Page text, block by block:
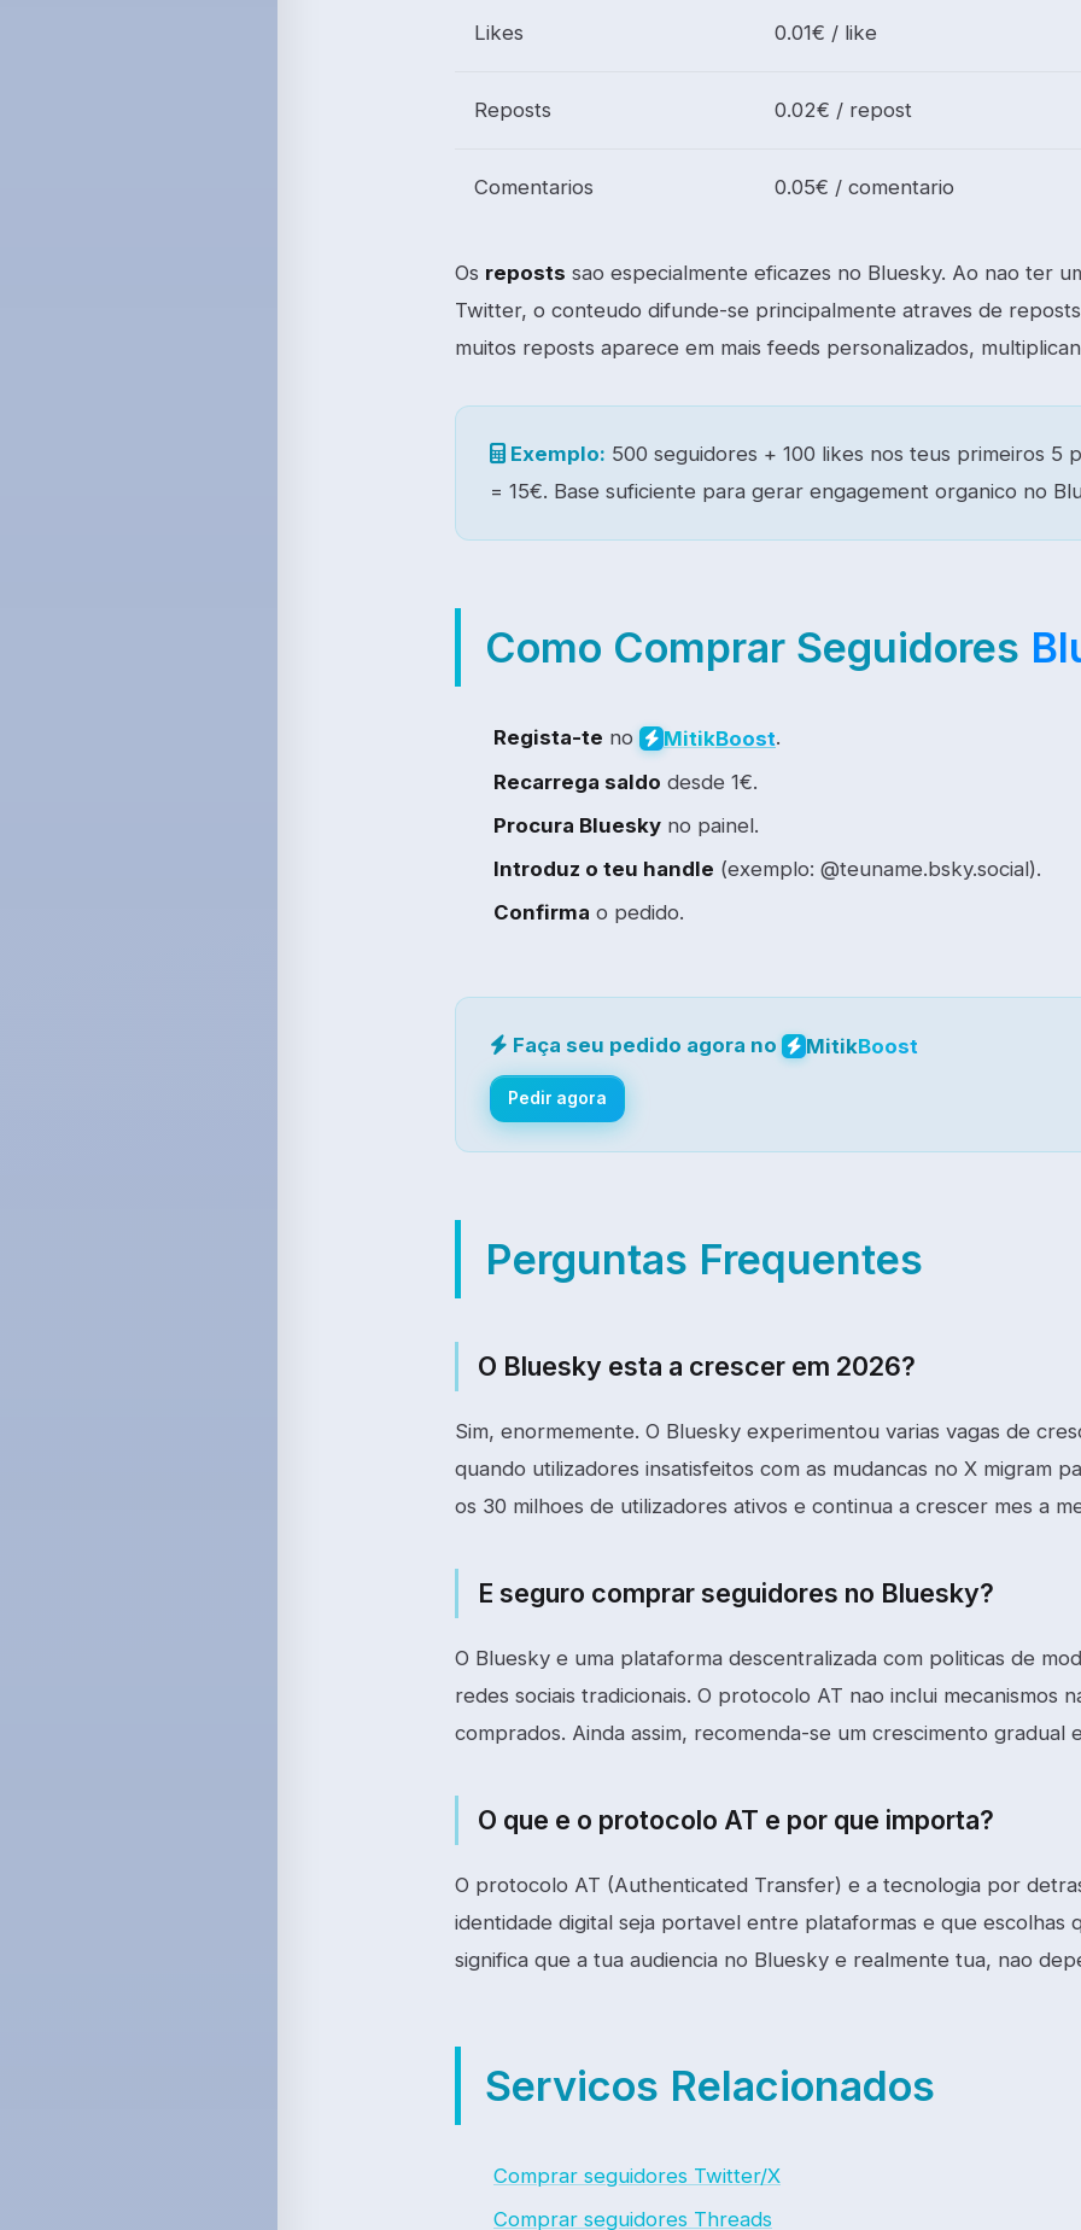
Likes 0.01€ / like
Reposts 0.02€ / repost
Comentarios 0.05€ / comentario
Os reposts sao especialmente eficazes no Bluesky. Ao nao ter
Twitter, o conteudo difunde-se principalmente atraves de
muitos reposts aparece em mais feeds personalizados,
Exemplo: 500 seguidores + 100 likes nos teus primeiros 5
= 15€. Base suficiente para gerar engagement organico no
Como Comprar Seguidores
Regista-te no MitikBoost.
Recarrega saldo desde 1€.
Procura Bluesky no painel.
Introduz o teu handle (exemplo: @teuname.bsky.social).
Confirma o pedido.
Faça seu pedido agora no MitikBoost
Pedir agora
Perguntas Frequentes
O Bluesky esta a crescer em 2026?
Sim, enormemente. O Bluesky experimentou varias vagas de
quando utilizadores insatisfeitos com as mudancas no X migram
os 30 milhoes de utilizadores ativos e continua a crescer mes a
E seguro comprar seguidores no Bluesky?
O Bluesky e uma plataforma descentralizada com politicas de
redes sociais tradicionais. O protocolo AT nao inclui mecanismos
comprados. Ainda assim, recomenda-se um crescimento gradual
O que e o protocolo AT e por que importa?
O protocolo AT (Authenticated Transfer) e a tecnologia por
identidade digital seja portavel entre plataformas e que escolhas
significa que a tua audiencia no Bluesky e realmente tua, nao
Servicos Relacionados
Comprar seguidores Twitter/X
Comprar seguidores Threads